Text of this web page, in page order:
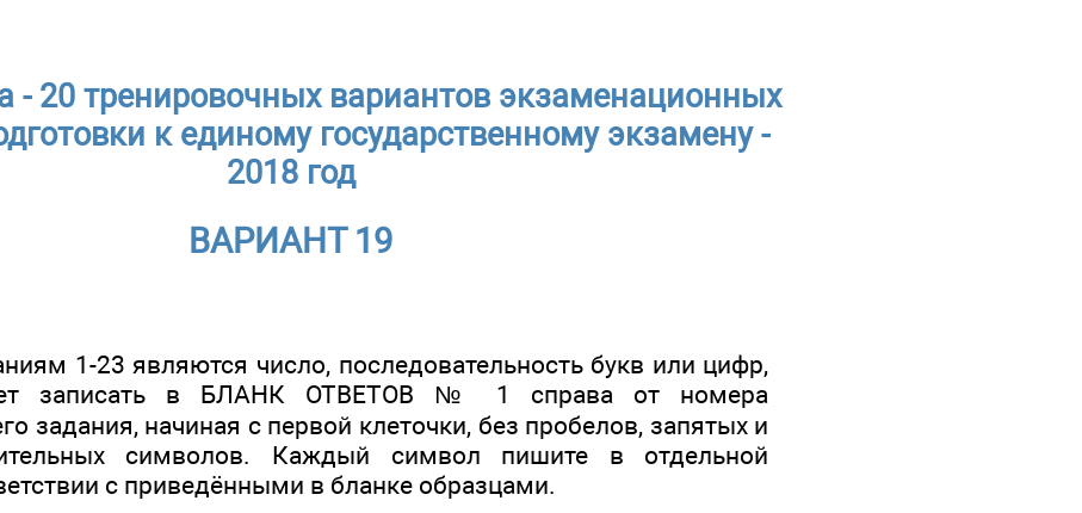
- 20 тренировочных вариантов экзаменационных
к единому государственному экзамену -
2018 год
ВАРИАНТ 19
1-23 являются число, последовательность букв или цифр,
записать в БЛАНК ОТВЕТОВ № 1 справа от номера
задания, начиная с первой клеточки, без пробелов, запятых и
символов. Каждый символ пишите в отдельной
с приведёнными в бланке образцами.